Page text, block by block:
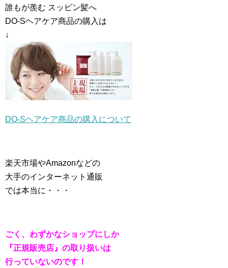
誰もが羨む スッピン髪へ
DO-Sヘアケア商品の購入は
↓
DO-Sヘアケア商品の購入について
楽天市場やAmazonなどの
大手のインターネット通販
では本当に・・・
ごく、わずかなショップにしか
『正規販売店』の取り扱いは
行っていないのです！